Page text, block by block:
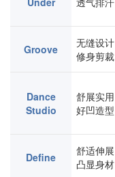
Groove
无缝设计
修身剪裁
Dance
Studio
舒展实用
好凹造型
Define
舒适伸展
凸显身材